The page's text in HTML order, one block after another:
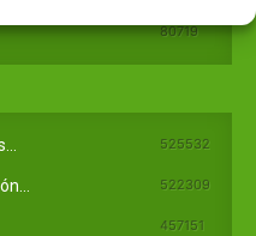
80719
525532
522309
457151